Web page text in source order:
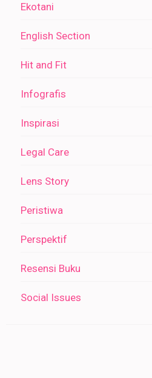
Ekotani
English Section
Hit and Fit
Infografis
Inspirasi
Legal Care
Lens Story
Peristiwa
Perspektif
Resensi Buku
Social Issues